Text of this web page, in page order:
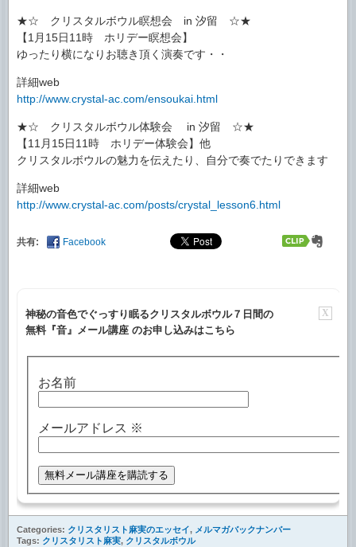
★☆ クリスタルボウル瞑想会 in 汐留 ☆★
【1月15日11時 ホリデー瞑想会】
ゆったり横になりお聴き頂く演奏です・・
詳細web
http://www.crystal-ac.com/ensoukai.html
★☆ クリスタルボウル体験会 in 汐留 ☆★
【11月15日11時 ホリデー体験会】他
クリスタルボウルの魅力を伝えたり、自分で奏でたりできます
詳細web
http://www.crystal-ac.com/posts/crystal_lesson6.html
共有: Facebook
X
神秘の音色でぐっすり眠るクリスタルボウル７日間の
無料『音』メール講座 のお申し込みはこちら
お名前
メールアドレス ※
Categories: クリスタリスト麻実のエッセイ, メルマガバックナンバー
Tags: クリスタリスト麻実, クリスタルボウル